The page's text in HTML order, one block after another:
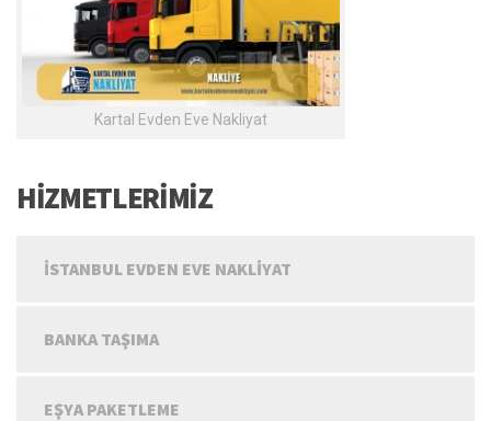
Kartal Evden Eve Nakliyat
HİZMETLERİMİZ
İSTANBUL EVDEN EVE NAKLIYAT
BANKA TAŞIMA
EŞYA PAKETLEME